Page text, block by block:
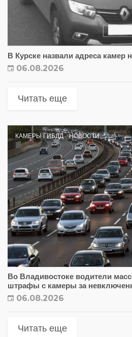
В Курске назвали адреса камер
06.08.2026
Читать еще
КАМЕРЫ ГИБДД НОВОСТИ
Во Владивостоке водители
штрафы с камеры за
06.08.2026
Читать еще